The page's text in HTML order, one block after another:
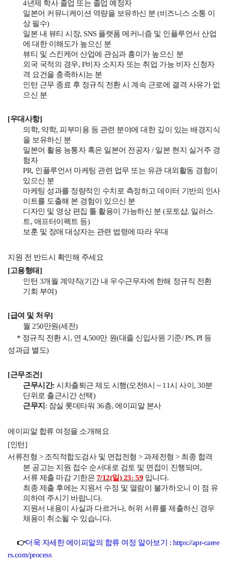
4년제 학사 졸업 또는 졸업 예정자
일본어 커뮤니케이션 역량을 보유하신 분 (비즈니스 소통 이
상 필수)
일본 내 뷰티 시장, SNS 플랫폼 메커니즘 및 인플루언서 산업
에 대한 이해도가 높으신 분
뷰티 및 스킨케어 산업에 관심과 흥미가 높으신 분
외국 국적의 경우, F비자 소지자 또는 취업 가능 비자 신청자
격 요건을 충족하시는 분
인턴 근무 종료 후 정규직 전환 시 계속 근로에 결격 사유가 없
으신 분
[우대사항]
의학, 약학, 피부미용 등 관련 분야에 대한 깊이 있는 배경지식
을 보유하신 분
일본어 활용 능통자 혹은 일본어 전공자 / 일본 현지 실거주 경
험자
PR, 인플루언서 마케팅 관련 업무 또는 유관 대외활동 경험이
있으신 분
마케팅 성과를 정량적인 수치로 측정하고 데이터 기반의 인사
이트를 도출해 본 경험이 있으신 분
디자인 및 영상 편집 툴 활용이 가능하신 분 (포토샵, 일러스
트, 애프터이펙트 등)
보훈 및 장애 대상자는 관련 법령에 따라 우대
지원 전 반드시 확인해 주세요
[고용형태]
인턴 3개월 계약직(기간 내 우수근무자에 한해 정규직 전환
기회 부여)
[급여 및 처우]
월 250만원(세전)
* 정규직 전환 시, 연 4,500만 원(대졸 신입사원 기준/ PS, PI 등
성과급 별도)
[근무조건]
근무시간:시차출퇴근 제도 시행(오전8시 ~ 11시 사이, 30분
단위로 출근시간 선택)
근무지 : 잠실 롯데타워 36층, 에이피알 본사
에이피알 합류 여정을 소개해요
[인턴]
서류전형 > 조직적합도검사 및 면접전형 > 과제전형 > 최종 합격
본 공고는 지원 접수 순서대로 검토 및 면접이 진행되며,
서류 제출 마감 기한은 7/12(일) 23: 59 입니다.
최종 제출 후에는 지원서 수정 및 열람이 불가하오니 이 점 유
의하여 주시기 바랍니다.
지원서 내용이 사실과 다르거나, 허위 서류를 제출하신 경우
채용이 취소될 수 있습니다.
👉더욱 자세한 에이피알의 합류 여정 알아보기 : https://apr-caree
rs.com/process